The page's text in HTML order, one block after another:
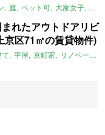
庭 ペット可 大家女子 団
れたアウトドアリビ
京区71㎡の賃貸物件)
て 平屋 京町家 リノベーション